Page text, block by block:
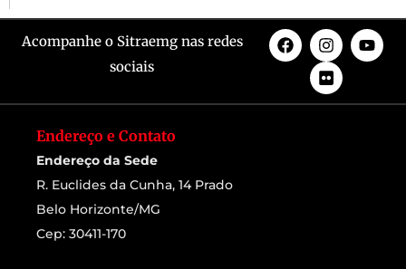
Acompanhe o Sitraemg nas redes
sociais
Endereço e Contato
Endereço da Sede
R. Euclides da Cunha, 14 Prado
Belo Horizonte/MG
Cep: 30411-170